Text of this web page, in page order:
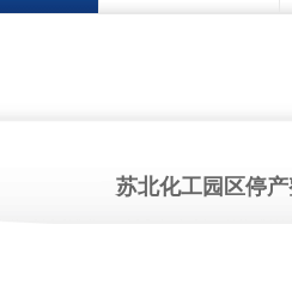
苏北化工园区停